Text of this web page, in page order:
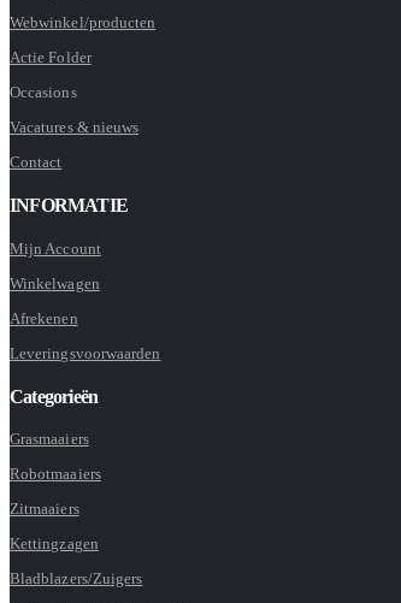
Webwinkel/producten
Actie Folder
Occasions
Vacatures & nieuws
Contact
INFORMATIE
Mijn Account
Winkelwagen
Afrekenen
Leveringsvoorwaarden
Categorieën
Grasmaaiers
Robotmaaiers
Zitmaaiers
Kettingzagen
Bladblazers/Zuigers